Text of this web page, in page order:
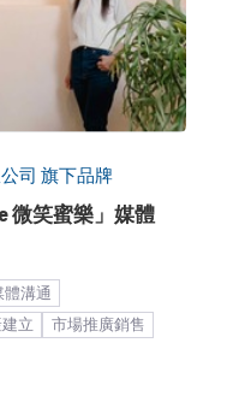
司 旗下品牌
微笑蜜樂」媒體
體溝通
立
市場推廣銷售